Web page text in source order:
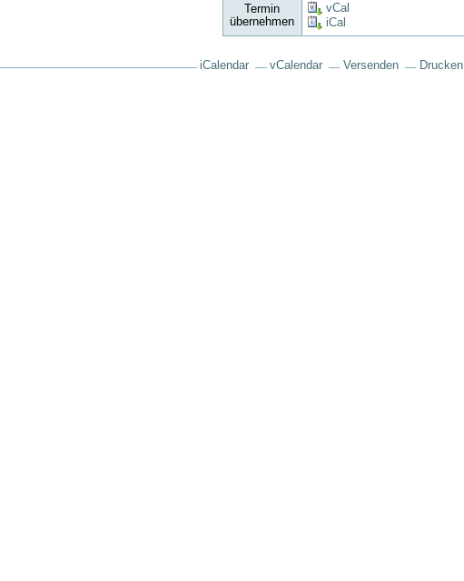
Termin
übernehmen
vCal
iCal
iCalendar vCalendar Versenden Drucken